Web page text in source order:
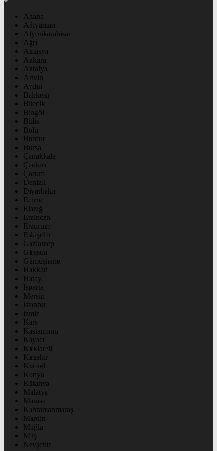
Adana
Adıyaman
Afyonkarahisar
Ağrı
Amasya
Ankara
Antalya
Artvin
Aydın
Balıkesir
Bilecik
Bingöl
Bitlis
Bolu
Burdur
Bursa
Çanakkale
Çankırı
Çorum
Denizli
Diyarbakır
Edirne
Elazığ
Erzincan
Erzurum
Eskişehir
Gaziantep
Giresun
Gümüşhane
Hakkâri
Hatay
Isparta
Mersin
istanbul
izmir
Kars
Kastamonu
Kayseri
Kırklareli
Kırşehir
Kocaeli
Konya
Kütahya
Malatya
Manisa
Kahramanmaraş
Mardin
Muğla
Muş
Nevşehir